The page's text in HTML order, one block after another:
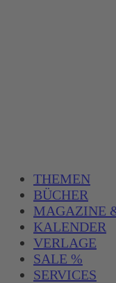
THEMEN
BÜCHER
MAGAZINE
KALENDER
VERLAGE
SALE %
SERVICES